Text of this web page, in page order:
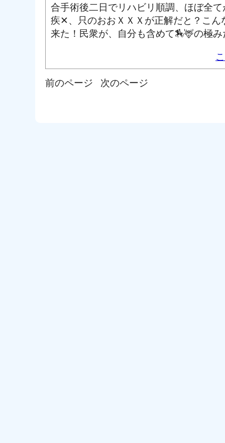
合手術後二日でリハビリ順調、ほぼ全
疾✕、只のおおＸＸＸが正解だと？こん
来た！民衆が、自分も含めて🏇🦌の極
前のページ 次のページ